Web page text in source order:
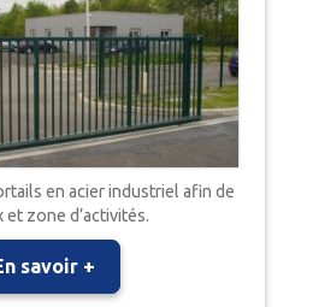
en acier industriel afin de
zone d’activités.
savoir +